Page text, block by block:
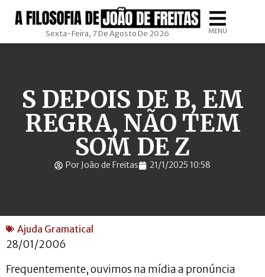
Sexta-Feira, 7 De Agosto De 2026 MENU
S DEPOIS DE B, EM
REGRA, NÃO TEM
SOM DE Z
Por João de Freitas 21/1/2025 10:58
Ajuda Gramatical
28/01/2006
Frequentemente, ouvimos na mídia a pronúncia